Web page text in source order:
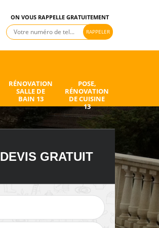
ON VOUS RAPPELLE GRATUITEMENT
RÉNOVATION
SALLE DE
BAIN 13
POSE,
RÉNOVATION
DE CUISINE
13
Electricien 13
DEVIS GRATUIT